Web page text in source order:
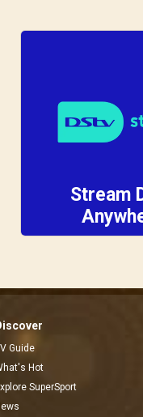
Stream
Guide
Hot
SuperSport